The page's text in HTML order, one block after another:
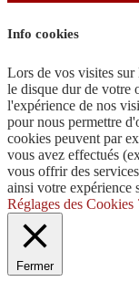
Info cookies
Lors de vos visites sur
le disque dur de votre
l'expérience de nos
pour nous permettre
cookies peuvent par
vous avez effectués
vous offrir des
ainsi votre expérience
Réglages des Cookies
Fermer